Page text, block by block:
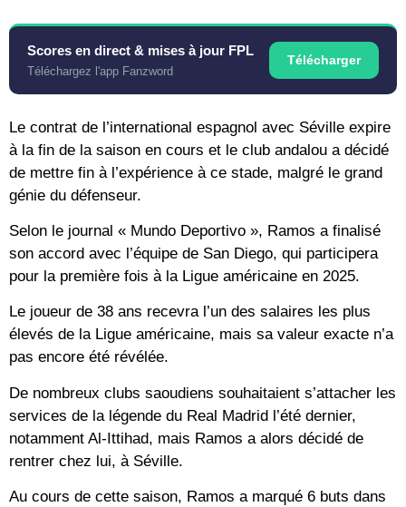
Scores en direct & mises à jour FPL
Téléchargez l'app Fanzword
Télécharger
Le contrat de l’international espagnol avec Séville expire
à la fin de la saison en cours et le club andalou a décidé
de mettre fin à l’expérience à ce stade, malgré le grand
génie du défenseur.
Selon le journal « Mundo Deportivo », Ramos a finalisé
son accord avec l’équipe de San Diego, qui participera
pour la première fois à la Ligue américaine en 2025.
Le joueur de 38 ans recevra l’un des salaires les plus
élevés de la Ligue américaine, mais sa valeur exacte n’a
pas encore été révélée.
De nombreux clubs saoudiens souhaitaient s’attacher les
services de la légende du Real Madrid l’été dernier,
notamment Al-Ittihad, mais Ramos a alors décidé de
rentrer chez lui, à Séville.
Au cours de cette saison, Ramos a marqué 6 buts dans